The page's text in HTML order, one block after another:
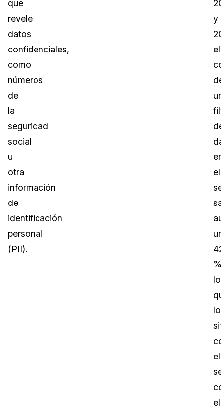
que
revele
datos
confidenciales,
como
números
de
la
seguridad
social
u
otra
información
de
identificación
personal
(PII).
y
el
el
lo
lo
el
el